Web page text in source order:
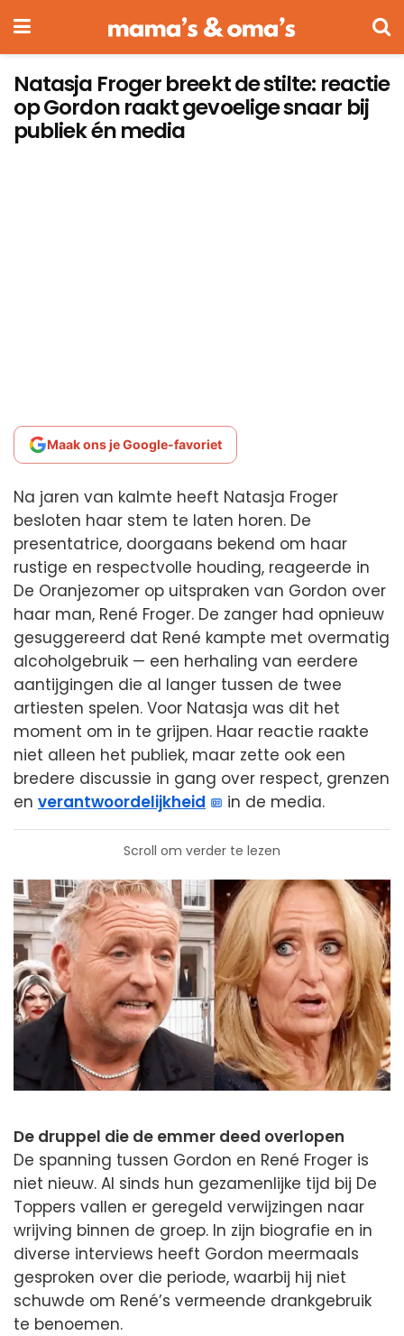
Natasja Froger breekt de stilte: reactie
op Gordon raakt gevoelige snaar bij
publiek én media
Maak ons je Google-favoriet
Na jaren van kalmte heeft Natasja Froger
besloten haar stem te laten horen. De
presentatrice, doorgaans bekend om haar
rustige en respectvolle houding, reageerde in
De Oranjezomer op uitspraken van Gordon over
haar man, René Froger. De zanger had opnieuw
gesuggereerd dat René kampte met overmatig
alcoholgebruik — een herhaling van eerdere
aantijgingen die al langer tussen de twee
artiesten spelen. Voor Natasja was dit het
moment om in te grijpen. Haar reactie raakte
niet alleen het publiek, maar zette ook een
bredere discussie in gang over respect, grenzen
en verantwoordelijkheid in de media.
Scroll om verder te lezen
De druppel die de emmer deed overlopen
De spanning tussen Gordon en René Froger is
niet nieuw. Al sinds hun gezamenlijke tijd bij De
Toppers vallen er geregeld verwijzingen naar
wrijving binnen de groep. In zijn biografie en in
diverse interviews heeft Gordon meermaals
gesproken over die periode, waarbij hij niet
schuwde om René’s vermeende drankgebruik
te benoemen.